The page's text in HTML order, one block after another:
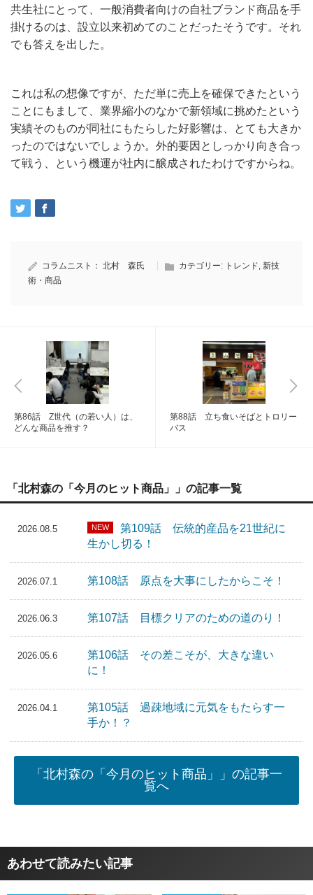
共生社にとって、一般消費者向けの自社ブランド商品を手
掛けるのは、設立以来初めてのことだったそうです。それ
でも答えを出した。
これは私の想像ですが、ただ単に売上を確保できたという
ことにもまして、業界縮小のなかで新領域に挑めたという
実績そのものが同社にもたらした好影響は、とても大きか
ったのではないでしょうか。外的要因としっかり向き合っ
て戦う、という機運が社内に醸成されたわけですからね。
コラムニスト： 北村 森氏 カテゴリー: トレンド 新技
術・商品
第86話 Z世代（の若い人）は、
どんな商品を推す？
第88話 立ち食いそばとトロリー
バス
「北村森の「今月のヒット商品」」の記事一覧
2026.08.5 NEW
第109話 伝統的産品を21世紀に
生かし切る！
2026.07.1 第108話 原点を大事にしたからこそ！
2026.06.3 第107話 目標クリアのための道のり！
2026.05.6
第106話 その差こそが、大きな違い
に！
2026.04.1
第105話 過疎地域に元気をもたらす一
手か！？
「北村森の「今月のヒット商品」」の記事一
覧へ
あわせて読みたい記事